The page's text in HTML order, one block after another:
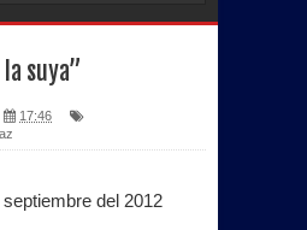
la suya”
17:46
del 2012